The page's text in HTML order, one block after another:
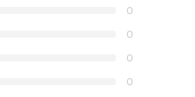
0
0
0
0